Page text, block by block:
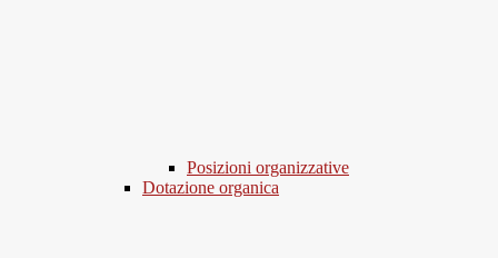
Posizioni organizzative
Dotazione organica